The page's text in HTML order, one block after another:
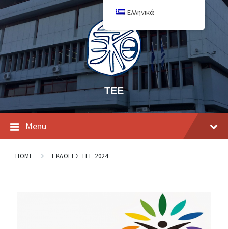
ΤΕΕ
Menu
HOME ΕΚΛΟΓΕΣ ΤΕΕ 2024
Ελληνικά